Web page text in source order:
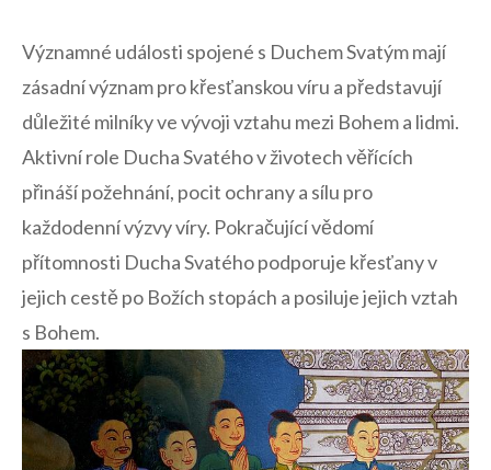
Významné události spojené s Duchem Svatým mají
zásadní ​význam pro křesťanskou víru a představují
důležité milníky ve vývoji vztahu mezi Bohem a lidmi.
Aktivní role Ducha Svatého v životech věřících
přináší požehnání, ‌pocit ochrany a ‍sílu pro
každodenní výzvy víry. Pokračující vědomí
přítomnosti Ducha​ Svatého podporuje křesťany v
‍jejich cestě⁣ po Božích stopách a posiluje jejich vztah
s Bohem.